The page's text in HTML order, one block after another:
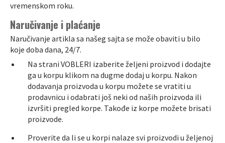
vremenskom roku.
Naručivanje i plaćanje
Naručivanje artikla sa našeg sajta se može obaviti u bilo
koje doba dana, 24/7.
Na strani VOBLERI izaberite željeni proizvod i dodajte
ga u korpu klikom na dugme dodaj u korpu. Nakon
dodavanja proizvoda u korpu možete se vratiti u
prodavnicu i odabrati još neki od naših proizvoda ili
izvršiti pregled korpe. Takođe iz korpe možete brisati
proizvode.
Proverite da li se u korpi nalaze svi proizvodi u željenoj